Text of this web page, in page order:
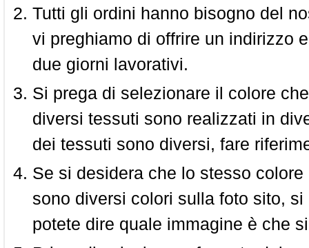
Tutti gli ordini hanno bisogno del
vi preghiamo di offrire un indirizzo
due giorni lavorativi.
Si prega di selezionare il colore
diversi tessuti sono realizzati in
dei tessuti sono diversi, fare
Se si desidera che lo stesso
sono diversi colori sulla foto sito,
potete dire quale immagine è che